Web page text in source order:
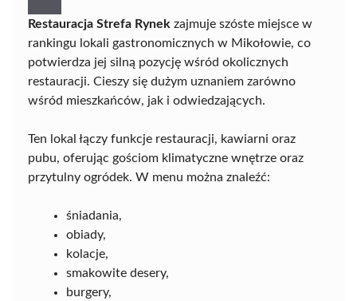
Restauracja Strefa Rynek zajmuje szóste miejsce w
rankingu lokali gastronomicznych w Mikołowie, co
potwierdza jej silną pozycję wśród okolicznych
restauracji. Cieszy się dużym uznaniem zarówno
wśród mieszkańców, jak i odwiedzających.
Ten lokal łączy funkcje restauracji, kawiarni oraz
pubu, oferując gościom klimatyczne wnętrze oraz
przytulny ogródek. W menu można znaleźć:
śniadania,
obiady,
kolacje,
smakowite desery,
burgery,